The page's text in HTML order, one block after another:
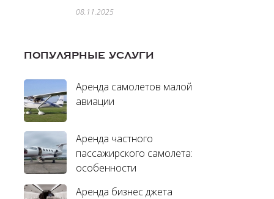
08.11.2025
ПОПУЛЯРНЫЕ УСЛУГИ
Аренда самолетов малой
авиации
Аренда частного
пассажирского самолета:
особенности
Аренда бизнес джета